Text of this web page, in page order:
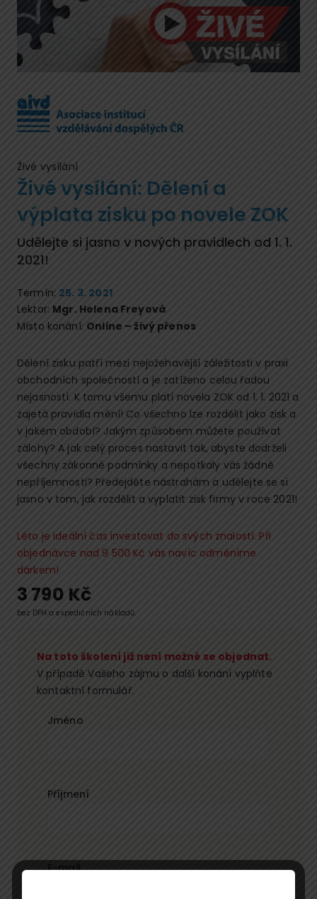
Živé vysílání
Živé vysílání: Dělení a
výplata zisku po novele ZOK
Udělejte si jasno v nových pravidlech od 1. 1.
2021!
Termín: 25. 3. 2021
Lektor: Mgr. Helena Freyová
Místo konání: Online – živý přenos
Dělení zisku patří mezi nejožehavější záležitosti v praxi
obchodních společností a je zatíženo celou řadou
nejasností. K tomu všemu platí novela ZOK od 1. 1. 2021 a
zajetá pravidla mění! Co všechno lze rozdělit jako zisk a
v jakém období? Jakým způsobem můžete používat
zálohy? A jak celý proces nastavit tak, abyste dodrželi
všechny zákonné podmínky a nepotkaly vás žádné
nepříjemnosti? Předejděte nástrahám a udělejte se si
jasno v tom, jak rozdělit a vyplatit zisk firmy v roce 2021!
Léto je ideální čas investovat do svých znalostí. Při
objednávce nad 9 500 Kč vás navíc odměníme
dárkem!
3 790 Kč
bez DPH a expedičních nákladů.
Na toto školení již není možné se objednat.
V případě Vašeho zájmu o další konání vyplňte
kontaktní formulář.
Jméno
Příjmení
E-mail